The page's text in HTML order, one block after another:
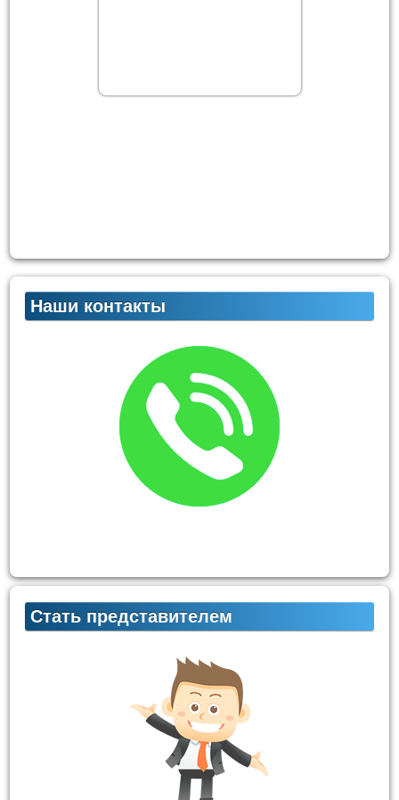
Наши контакты
Стать представителем